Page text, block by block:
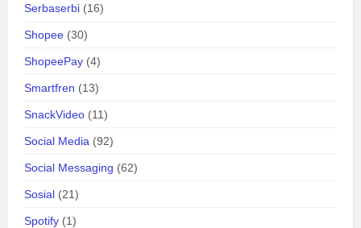
Serbaserbi (16)
Shopee (30)
ShopeePay (4)
Smartfren (13)
SnackVideo (11)
Social Media (92)
Social Messaging (62)
Sosial (21)
Spotify (1)